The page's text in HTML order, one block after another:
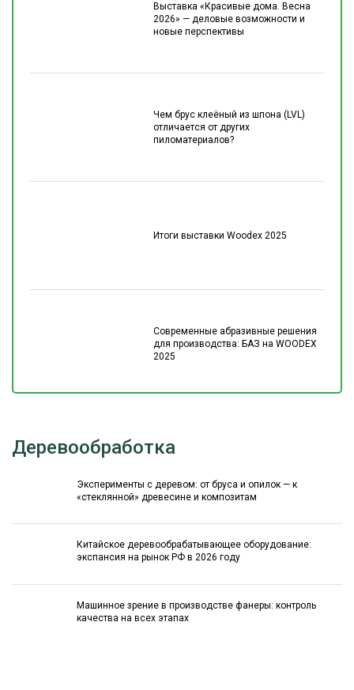
Выставка «Красивые дома. Весна
2026» — деловые возможности и
новые перспективы
Чем брус клеёный из шпона (LVL)
отличается от других
пиломатериалов?
Итоги выставки Woodex 2025
Современные абразивные решения
для производства: БАЗ на WOODEX
2025
Деревообработка
Эксперименты с деревом: от бруса и опилок — к
«стеклянной» древесине и композитам
Китайское деревообрабатывающее оборудование:
экспансия на рынок РФ в 2026 году
Машинное зрение в производстве фанеры: контроль
качества на всех этапах